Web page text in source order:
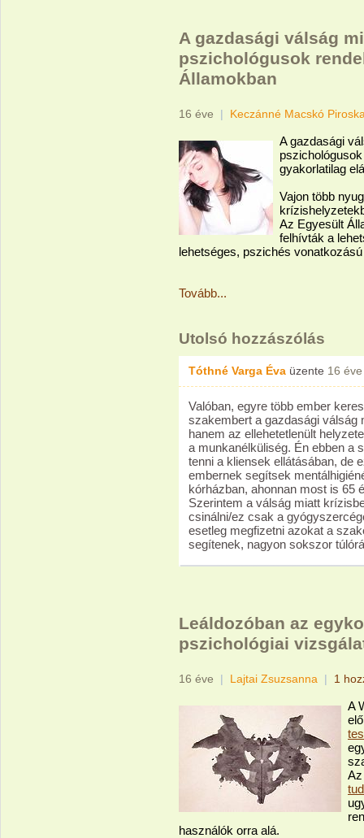
A gazdasági válság
pszichológusok
Államokban
16 éve | Keczánné Macskó
A gazdasági
gyakorlatilag
Vajon több
Az Egyesült
felhívták a
lehetséges, pszichés
Tovább...
Utolsó hozzászólás
Tóthné Varga Éva üzente 16 éve
Valóban, egyre több ember
szakembert a gazdasági válság
hanem az ellehetetlenült
a munkanélküliség. Én ebben a
tenni a kliensek ellátásában, de
embernek segítsek
kórházban, ahonnan most is 65
Szerintem a válság miatt
csinálni/ez csak a
esetleg megfizetni azokat a
segítenek, nagyon sokszor
Leáldozóban az
pszichológiai
16 éve | Lajtai Zsuzsanna | 1
A
használók orra alá.